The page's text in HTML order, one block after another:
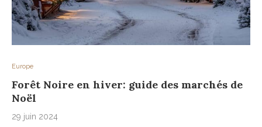
Europe
Forêt Noire en hiver: guide des marchés de
Noël
29 juin 2024